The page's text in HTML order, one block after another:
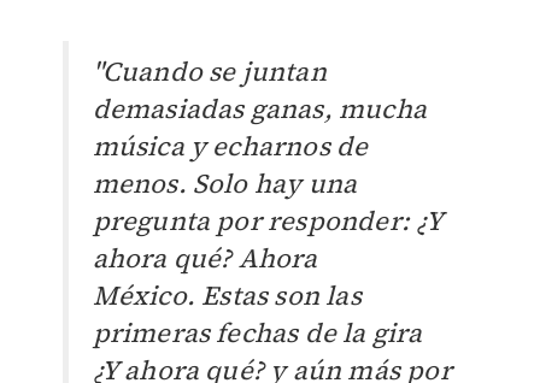
"Cuando se juntan
demasiadas ganas, mucha
música y echarnos de
menos. Solo hay una
pregunta por responder: ¿Y
ahora qué? Ahora
México. Estas son las
primeras fechas de la gira
¿Y ahora qué? y aún más por